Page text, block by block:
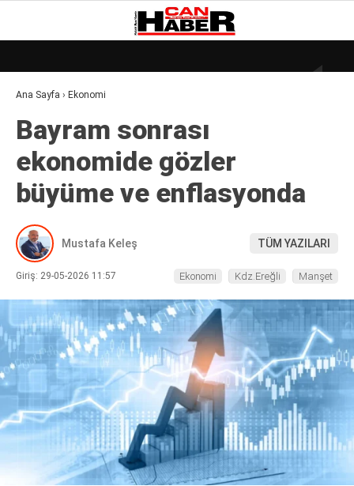
WhatsApp İhbar Hattı
26°
GALERİ
DÜNYA
EKONOMI
GÜNDEM
KÜLÜR – SANAT
MAGAZIN
POLITIKA
ASAYIŞ
DIĞER
Ana Sayfa › Ekonomi
Bayram sonrası
ekonomide gözler
büyüme ve enflasyonda
Mustafa Keleş TÜM YAZILARI
Giriş: 29-05-2026 11:57 Ekonomi Kdz.Ereğli Manşet